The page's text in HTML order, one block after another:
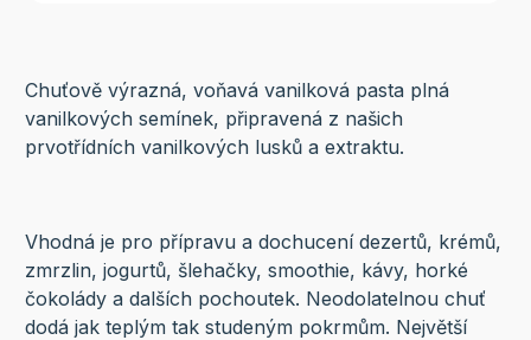
Chuťově výrazná, voňavá vanilková pasta plná
vanilkových semínek, připravená z našich
prvotřídních vanilkových lusků a extraktu.
Vhodná je pro přípravu a dochucení dezertů, krémů,
zmrzlin, jogurtů, šlehačky, smoothie, kávy, horké
čokolády a dalších pochoutek. Neodolatelnou chuť
dodá jak teplým tak studeným pokrmům. Největší